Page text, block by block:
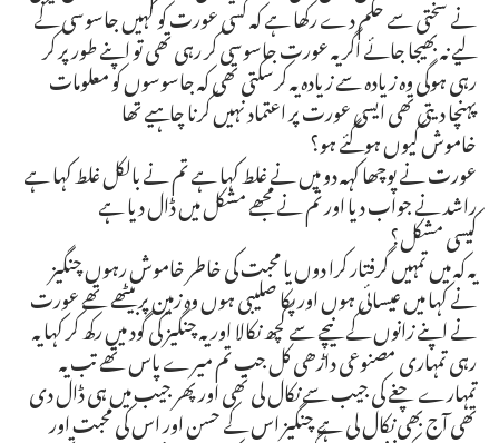
نے سختی سے حکم دے رکھا ہے کہ کسی عورت کو کہیں جاسوسی کے
لیے نہ بھیجا جائے اگر یہ عورت جاسوسی کر رہی تھی تو اپنے طور پر کر
رہی ہوگی وہ زیادہ سے زیادہ یہ کرسکتی تھی کہ جاسوسوں کو معلومات
پہنچا دیتی تھی ایسی عورت پر اعتماد نہیں کرنا چاہیے تھا
خاموش کیوں ہوگئے ہو؟
عورت نے پوچھا کہہ دو میں نے غلط کہا ہے تم نے بالکل غلط کہا ہے
راشد نے جواب دیا اور تم نے مجھے مشکل میں ڈال دیا ہے
کیسی مشکل؟
یہ کہ میں تمہیں گرفتار کرا دوں یا محبت کی خاطر خاموش رہوں چنگیز
نے کہا میں عیسائی ہوں اور پکا صلیبی ہوں وہ زمین پر بیٹھے تھے عورت
نے اپنے زانوں کے نیچے سے کچھ نکالا اور یہ چنگیز کی گود میں رکھ کر کہا یہ
رہی تمہاری مصنوعی داڑھی کل جب تم میرے پاس تھے تب یہ
تمہارے چغے کی جیب سے نکال لی تھی اور پھر جیب میں ہی ڈال دی
تھی آج بھی نکال لی ہے چنگیز اس کے حسن اور اس کی محبت اور